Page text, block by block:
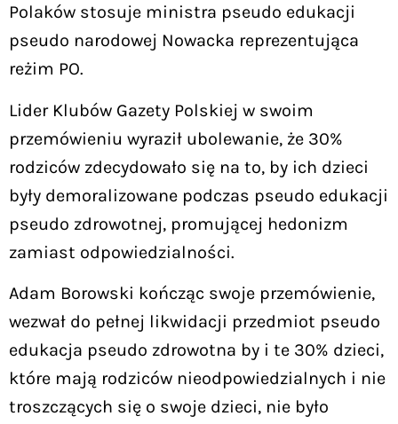
Polaków stosuje ministra pseudo edukacji
pseudo narodowej Nowacka reprezentująca
reżim PO.
Lider Klubów Gazety Polskiej w swoim
przemówieniu wyraził ubolewanie, że 30%
rodziców zdecydowało się na to, by ich dzieci
były demoralizowane podczas pseudo edukacji
pseudo zdrowotnej, promującej hedonizm
zamiast odpowiedzialności.
Adam Borowski kończąc swoje przemówienie,
wezwał do pełnej likwidacji przedmiot pseudo
edukacja pseudo zdrowotna by i te 30% dzieci,
które mają rodziców nieodpowiedzialnych i nie
troszczących się o swoje dzieci, nie było